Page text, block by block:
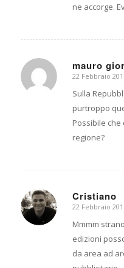
ne accorge.
mauro
dice:
22 Febbraio
Sulla
purtroppo
Possibile che
regione?
Cristiano
dice:
22 Febbraio
Mmmm
edizioni
da area ad